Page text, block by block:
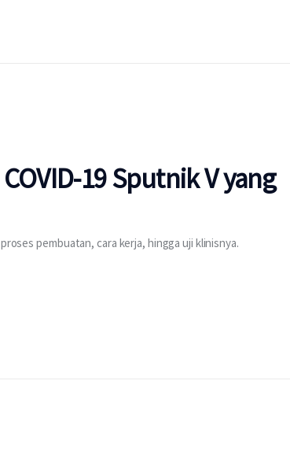
19 Sputnik V yang
pembuatan, cara kerja, hingga uji klinisnya.